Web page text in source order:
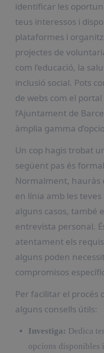
identificar les
teus interessos i
plataformes i
projectes de
com l’educació, la
inclusió social. Pots
de webs com el
l’Ajuntament de
àmplia gamma
Un cop hagis trobat
següent pas és
Normalment,
en línia amb les
alguns casos, també
entrevista personal.
atentament els
alguns poden
compromisos
Per facilitar el procés
alguns consells útils:
Investiga: Dedica
opcions disponibles